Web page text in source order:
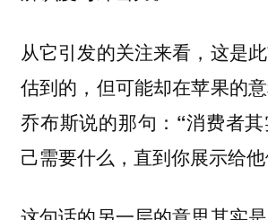
从它引发的关注来看，这是
估到的，但可能却在苹果的
乔布斯说的那句： “消费者
己需要什么，直到你展示给